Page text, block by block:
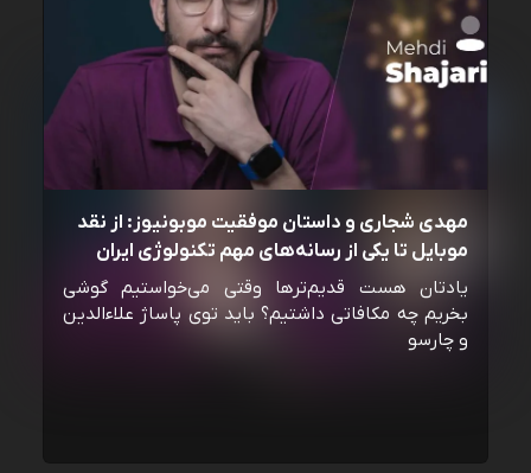
مهدی شجاری و داستان موفقیت موبونیوز: از نقد
موبایل تا یکی از رسانه‌‌های مهم تکنولوژی ایران
یادتان هست قدیم‌ترها وقتی می‌خواستیم گوشی
بخریم چه مکافاتی داشتیم؟ باید توی پاساژ علاءالدین
و چارسو